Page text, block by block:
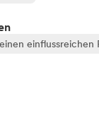
einflussreichen